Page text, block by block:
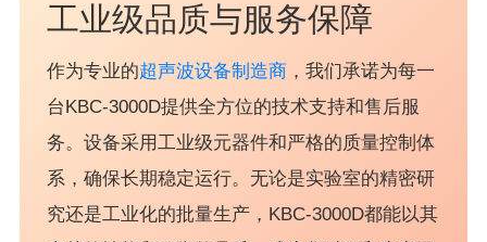
工业级品质与服务保障
作为专业的超声波设备制造商，我们承诺为每一
台KBC-3000D提供全方位的技术支持和售后服
务。设备采用工业级元器件和严格的质量控制体
系，确保长期稳定运行。无论是实验室的精密研
究还是工业化的批量生产，KBC-3000D都能以其